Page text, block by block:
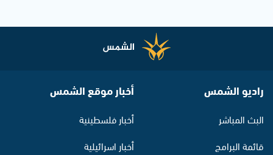
راديو الشمس
البث المباشر
قائمة البرامج
أخبار موقع الشمس
أخبار فلسطينية
أخبار اسرائيلية